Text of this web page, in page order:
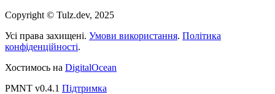
Copyright © Tulz.dev, 2025
Усі права захищені. Умови використання. Політика
конфіденційності.
Хостимось на DigitalOcean
PMNT v0.4.1 Підтримка